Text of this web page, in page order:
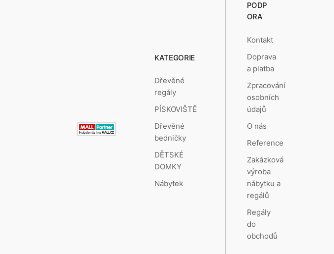
KATEGORIE
Dřevěné
regály
PÍSKOVIŠTĚ
Dřevěné
bedničky
DĚTSKÉ
DOMKY
Nábytek
PODP
ORA
Kontakt
Doprava
a platba
Zpracování
osobních
údajů
O nás
Reference
Zakázková
výroba
nábytku a
regálů
Regály
do
obchodů